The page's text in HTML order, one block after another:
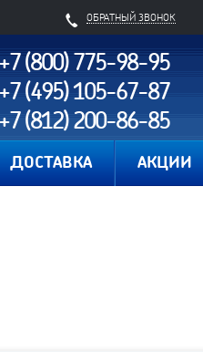
ОБРАТНЫЙ ЗВОНОК
+7 (800) 775-98-95
+7 (495) 105-67-87
+7 (812) 200-86-85
ДОСТАВКА АКЦИИ